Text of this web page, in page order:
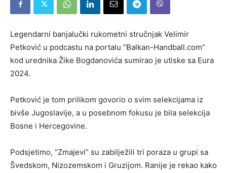
Legendarni banjalučki rukometni stručnjak Velimir
Petković u podcastu na portalu “Balkan-Handball.com”
kod urednika Žike Bogdanovića sumirao je utiske sa Eura
2024.
Petković je tom prilikom govorio o svim selekcijama iz
bivše Jugoslavije, a u posebnom fokusu je bila selekcija
Bosne i Hercegovine.
Podsjetimo, “Zmajevi” su zabilježili tri poraza u grupi sa
Švedskom, Nizozemskom i Gruzijom. Ranije je rekao kako